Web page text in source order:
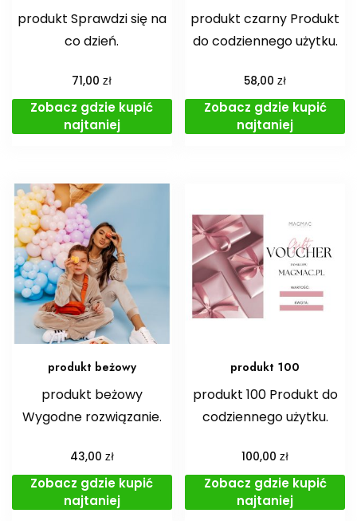
produkt Sprawdzi się na
co dzień.
71,00zł
Zobacz gdzie kupić
najtaniej
produkt czarny Produkt
do codziennego użytku.
58,00zł
Zobacz gdzie kupić
najtaniej
produkt beżowy
produkt beżowy
Wygodne rozwiązanie.
43,00 zł
Zobacz gdzie kupić
najtaniej
produkt 100
produkt 100 Produkt do
codziennego użytku.
100,00zł
Zobacz gdzie kupić
najtaniej